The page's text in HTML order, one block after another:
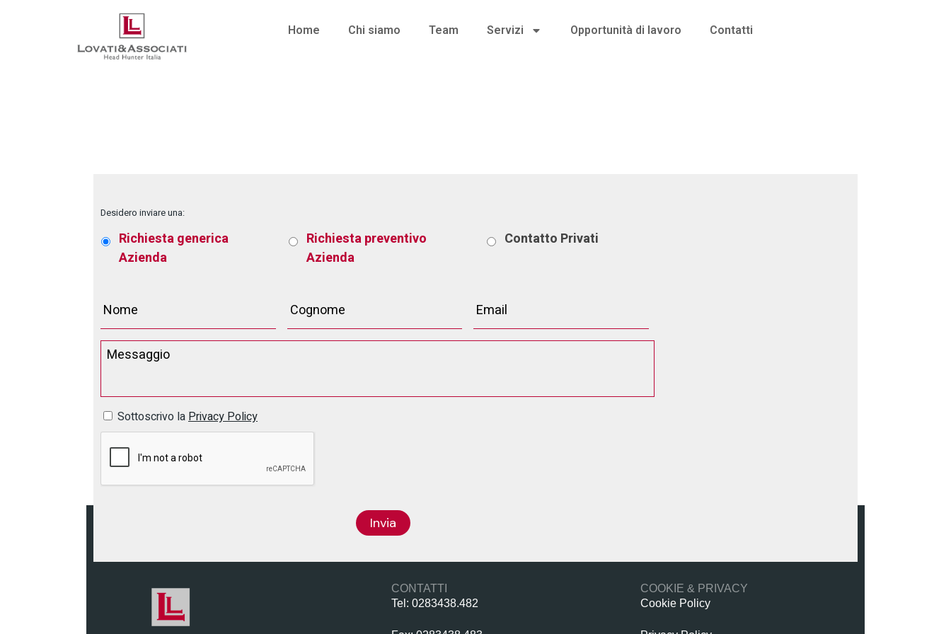
Home Chi siamo Team Servizi Opportunità di lavoro Contatti
No posts were found for provided query parameters.
Desidero inviare una:
Richiesta generica
Azienda
Richiesta preventivo
Azienda
Contatto Privati
Sottoscrivo laPrivacy Policy
Invia
CONTATTI
Tel: 0283438.482
COOKIE & PRIVACY
Cookie Policy